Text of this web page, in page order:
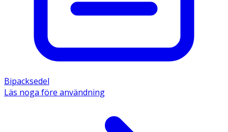
Bipacksedel
Läs noga före användning